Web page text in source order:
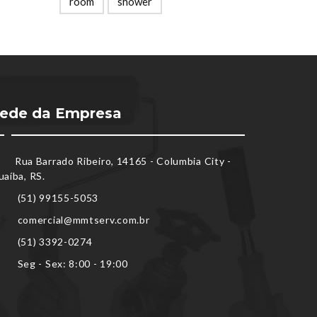
da Empresa
Rua Barrado Ribeiro, 14165 - Columbia City -
RS.
(51) 99155-5053
comercial@mmtserv.com.br
(51) 3392-0274
Seg - Sex: 8:00 - 19:00